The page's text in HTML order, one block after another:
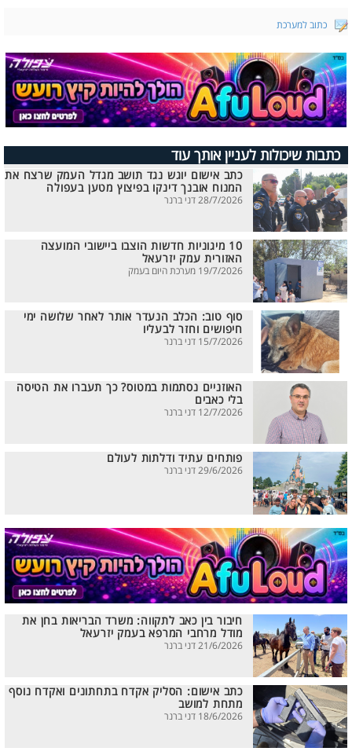
כתוב למערכת
כתבות שיכולות לעניין אותך עוד
כתב אישום יוגש נגד תושב מגדל העמק שרצח את
המנוח אובנך דינקו בפיצוץ מטען בעפולה
28/7/2026 דני ברנר
10 מיגוניות חדשות הוצבו ביישובי המועצה
האזורית עמק יזרעאל
19/7/2026 מערכת היום בעמק
סוף טוב: הכלב הנעדר אותר לאחר שלושה ימי
חיפושים וחזר לבעליו
15/7/2026 דני ברנר
האוזניים נסתמות במטוס? כך תעברו את הטיסה
בלי כאבים
12/7/2026 דני ברנר
פותחים עתיד ודלתות לעולם
29/6/2026 דני ברנר
חיבור בין כאב לתקווה: משרד הבריאות בחן את
מודל מרחבי המרפא בעמק יזרעאל
21/6/2026 דני ברנר
כתב אישום: הסליק אקדח בתחתונים ואקדח נוסף
מתחת למושב
18/6/2026 דני ברנר